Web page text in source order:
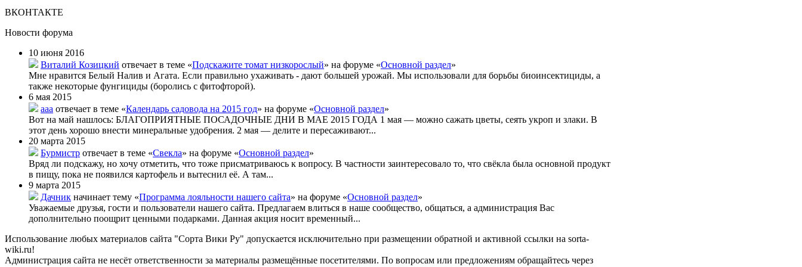
ВКОНТАКТЕ
Новости форума
10 июня 2016
Виталий Козицкий отвечает в теме «Подскажите томат низкорослый» на форуме «Основной раздел»
Мне нравится Белый Налив и Агата. Если правильно ухаживать - дают большей урожай. Мы использовали для борьбы биоинсектициды, а
также некоторые фунгициды (боролись с фитофторой).
6 мая 2015
aaa отвечает в теме «Календарь садовода на 2015 год» на форуме «Основной раздел»
Вот на май нашлось: БЛАГОПРИЯТНЫЕ ПОСАДОЧНЫЕ ДНИ В МАЕ 2015 ГОДА 1 мая — можно сажать цветы, сеять укроп и злаки. В
этот день хорошо внести минеральные удобрения. 2 мая — делите и пересаживают...
20 марта 2015
Бурмистр отвечает в теме «Свекла» на форуме «Основной раздел»
Вряд ли подскажу, но хочу отметить, что тоже присматриваюсь к вопросу. В частности заинтересовало то, что свёкла была основной продукт
в пищу, пока не появился картофель и вытеснил её. А там...
9 марта 2015
Дачник начинает тему «Программа лояльности нашего сайта» на форуме «Основной раздел»
Уважаемые друзья, гости и пользователи нашего сайта. Предлагаем влиться в наше сообщество, общаться, а администрация Вас
дополнительно поощрит ценными подарками. Данная акция носит временный...
Использование любых материалов сайта "Сорта Вики Ру" допускается исключительно при размещении обратной и активной ссылки на sorta-
wiki.ru!
Администрация сайта не несёт ответственности за материалы размещённые посетителями. По вопросам или предложениям обращайтесь через